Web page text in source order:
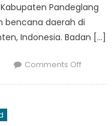
Pandeglang
bencana daerah di
Indonesia. Badan […]
Comments Offon